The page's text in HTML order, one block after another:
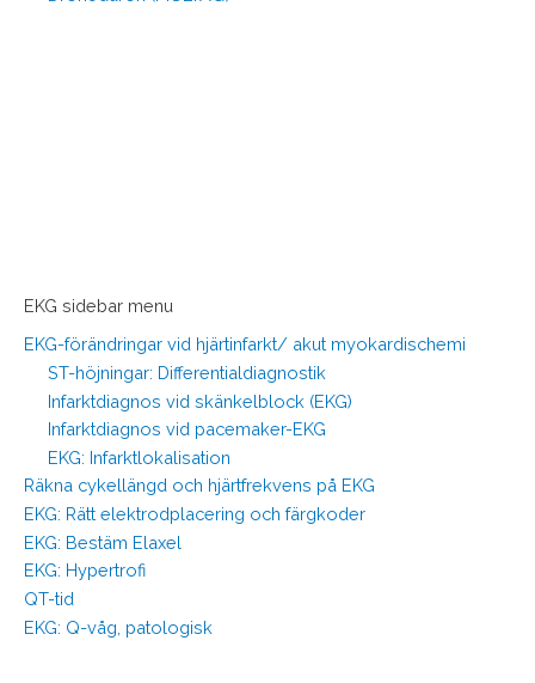
EKG sidebar menu
EKG-förändringar vid hjärtinfarkt/ akut myokardischemi
ST-höjningar: Differentialdiagnostik
Infarktdiagnos vid skänkelblock (EKG)
Infarktdiagnos vid pacemaker-EKG
EKG: Infarktlokalisation
Räkna cykellängd och hjärtfrekvens på EKG
EKG: Rätt elektrodplacering och färgkoder
EKG: Bestäm Elaxel
EKG: Hypertrofi
QT-tid
EKG: Q-våg, patologisk